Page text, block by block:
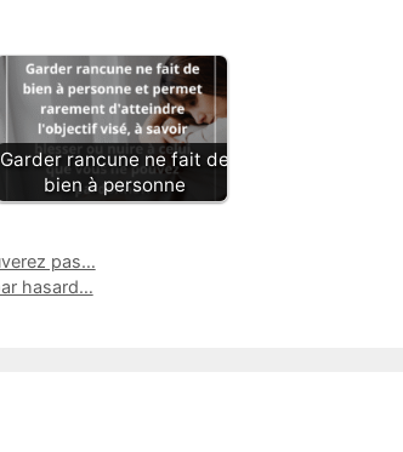
Garder rancune ne fait de
bien à personne
pas…
hasard…